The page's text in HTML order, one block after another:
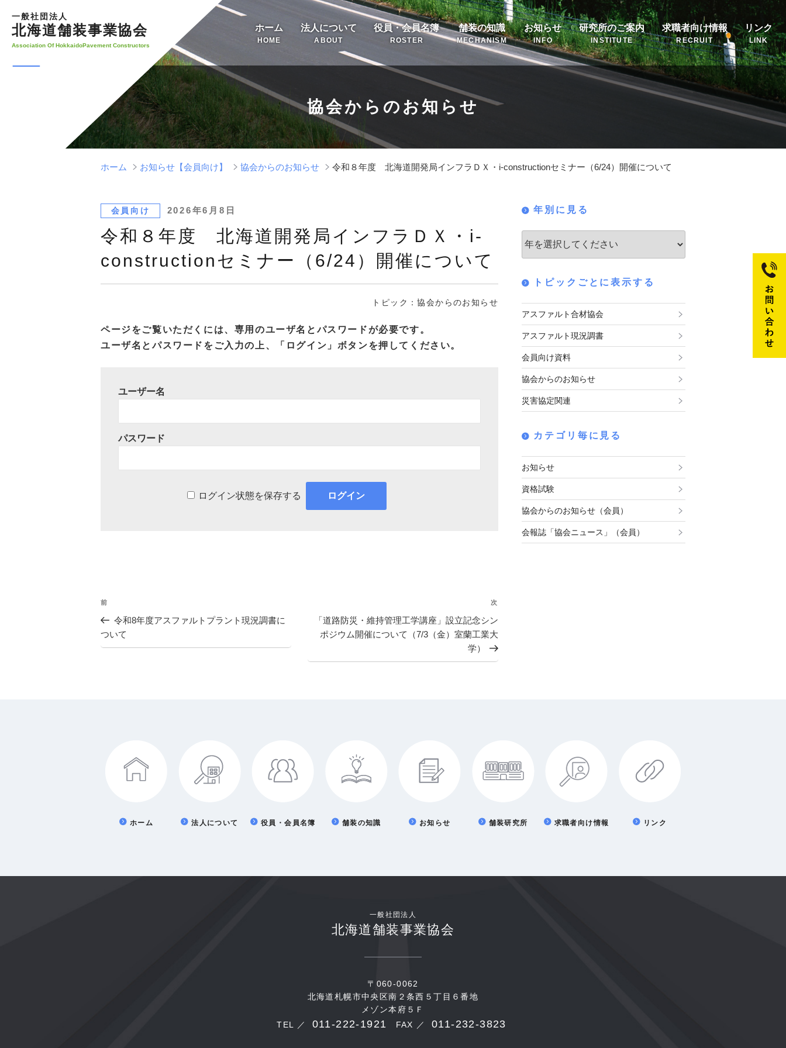
一般社団法人
北海道舗装事業協会
Association Of HokkaidoPavement Constructors
ホーム
HOME
法人について
ABOUT
役員・会員名簿
ROSTER
舗装の知識
MECHANISM
お知らせ
INFO
研究所のご案内
INSTITUTE
求職者向け情報
RECRUIT
リンク
LINK
協会からのお知らせ
ホーム お知らせ【会員向け】 協会からのお知らせ 令和８年度 北海道開発局インフラＤＸ・i-constructionセミナー（6/24）開催について
会員向け
投
日:
2026年6月8日
令和８年度 北海道開発局インフラＤＸ・i-
constructionセミナー（6/24）開催について
トピック：協会からのお知らせ
ページをご覧いただくには、専用のユーザ名とパスワードが必要です。
ユーザ名とパスワードをご入力の上、「ログイン」ボタンを押してください。
ユーザー名
パスワード
ログイン状態を保存する
投
稿
ナ
過
去
の
投
前
令和8年度アスファルトプラント現況調書に
ついて
次
「道路防災・維持管理工学講座」設立記念シン
ポジウム開催について（7/3（金）室蘭工業大
学）
年別に見る
トピックごとに表示する
アスファルト合材協会
アスファルト現況調書
会員向け資料
協会からのお知らせ
災害協定関連
カテゴリ毎に見る
お知らせ
資格試験
協会からのお知らせ（会員）
会報誌「協会ニュース」（会員）
ホーム 法人について 役員・会員名簿 舗装の知識 お知らせ 舗装研究所 求職者向け情報 リンク
一般社団法人
北海道舗装事業協会
〒060-0062
北海道札幌市中央区南２条西５丁目６番地
メゾン本府５Ｆ
TEL ／
011-222-1921 FAX ／ 011-232-3823